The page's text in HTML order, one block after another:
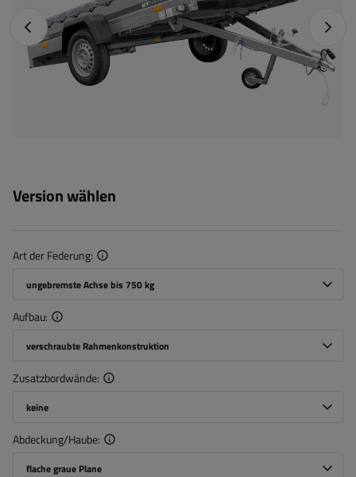
Vorheriges Foto
Version wählen
Art der Federung
ungebremste Achse bis 750 kg
Aufbau
verschraubte Rahmenkonstruktion
Zusatzbordwände
keine
Abdeckung/Haube
flache graue Plane